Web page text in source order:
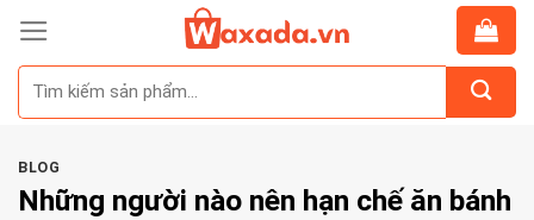
Skip
content
BLOG
Những người nào nên hạn chế ăn bánh